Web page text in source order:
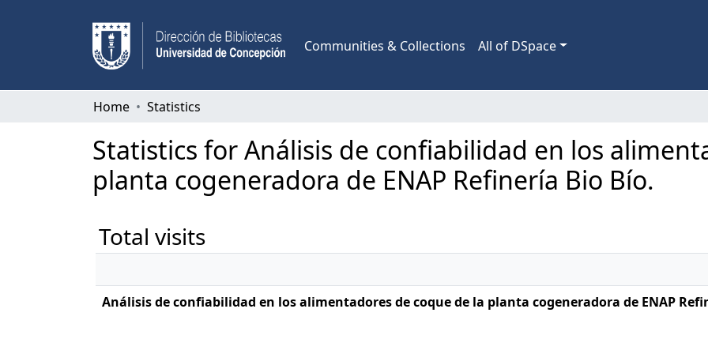
Communities & Collections All of DSpace
Home Statistics
Statistics for Análisis de confiabilidad en los
planta cogeneradora de ENAP Refinería Bio Bío.
Total visits
Análisis de confiabilidad en los alimentadores de coque de la planta cogeneradora de ENAP